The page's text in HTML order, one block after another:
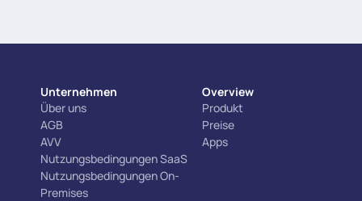
Unternehmen
Über uns
AGB
AVV
Nutzungsbedingungen SaaS
Nutzungsbedingungen On-
Premises
Overview
Produkt
Preise
Apps